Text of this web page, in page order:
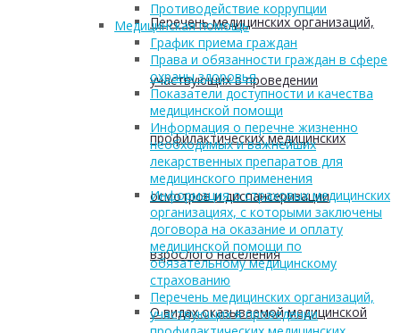
Перечень медицинских организаций,
участвующих в проведении
профилактических медицинских
осмотров и диспансеризации
взрослого населения
О видах оказываемой медицинской
Противодействие коррупции
Медицинская помощь
График приема граждан
Права и обязанности граждан в сфере
охраны здоровья
Показатели доступности и качества
медицинской помощи
Информация о перечне жизненно
необходимых и важнейших
лекарственных препаратов для
медицинского применения
Информация о страховых медицинских
организациях, с которыми заключены
договора на оказание и оплату
медицинской помощи по
обязательному медицинскому
страхованию
Перечень медицинских организаций,
участвующих в проведении